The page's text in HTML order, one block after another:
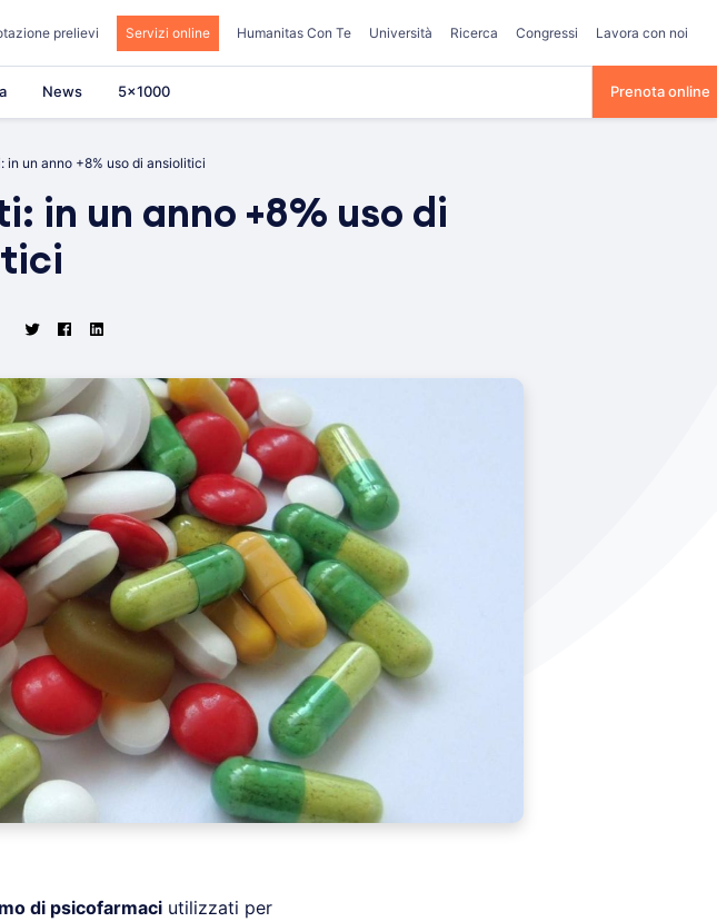
prelievi Servizi online Humanitas Con Te Università Ricerca Congressi Lavora con noi
News 5×1000 Prenota online
in un anno +8% uso di ansiolitici
in un anno +8% uso di
di psicofarmaci utilizzati per